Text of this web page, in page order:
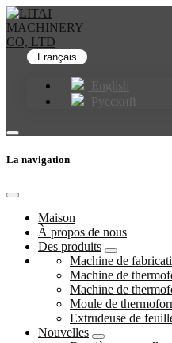
Français
English
Русский
La navigation
Maison
À propos de nous
Des produits
Machine de
Machine de
Machine de
Moule de
Extrudeuse de
Nouvelles